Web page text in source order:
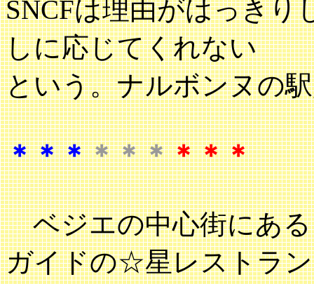
SNCFは理由がはっき
しに応じてくれない
という。ナルボンヌの
＊＊＊＊＊＊＊＊＊
ベジエの中心街にある
ガイドの☆星レストラ